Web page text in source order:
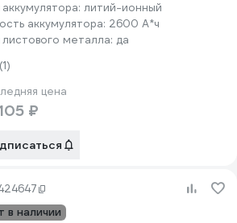
литий-ионный
аккумулятора: 2600 А*ч
металла: да
(1)
цена
₽
в наличии